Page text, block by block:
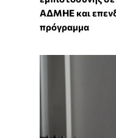
ΑΔΜΗΕ και
πρόγραμμα